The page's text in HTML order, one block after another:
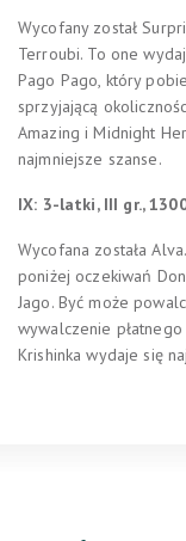
Wycofany został
Terroubi. To one
Pago Pago, który
sprzyjającą
Amazing i Midnight
najmniejsze szanse.
IX: 3-latki, III gr.,
Wycofana została
poniżej oczekiwań
Jago. Być może
wywalczenie
Krishinka wydaje się